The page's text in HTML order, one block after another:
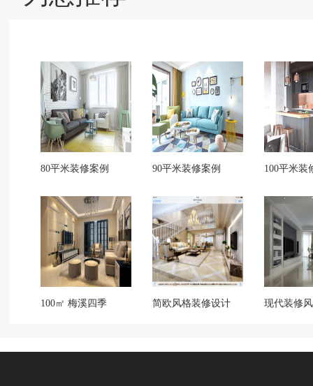
80平米装修案例 90平米装修案例 100平米装
100㎡ 梅溪四季 简欧风格装修设计 现代装修